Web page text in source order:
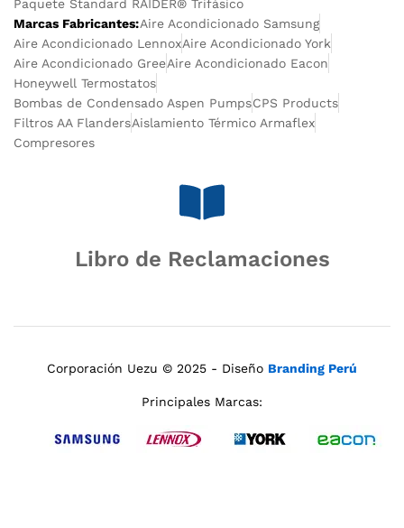
Paquete Standard RAIDER® Trifásico
Marcas Fabricantes:Aire Acondicionado Samsung
Aire Acondicionado LennoxAire Acondicionado York
Aire Acondicionado GreeAire Acondicionado Eacon
Honeywell Termostatos
Bombas de Condensado Aspen PumpsCPS Products
Filtros AA FlandersAislamiento Térmico Armaflex
Compresores
Libro de Reclamaciones
Corporación Uezu © 2025 - Diseño Branding Perú
Principales Marcas: